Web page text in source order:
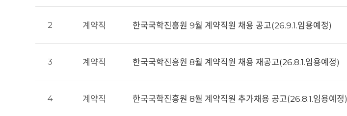
2 계약직 한국국학진흥원 9월 계약직원 채용 공고(26.9.1.임용예정)
3 계약직 한국국학진흥원 8월 계약직원 채용 재공고(26.8.1.임용예정)
4 계약직 한국국학진흥원 8월 계약직원 추가채용 공고(26.8.1.임용예정)